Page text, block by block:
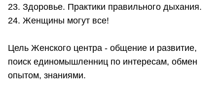
23. Здоровье. Практики правильного дыхания.
24. Женщины могут все!
Цель Женского центра - общение и развитие,
поиск единомышленниц по интересам, обмен
опытом, знаниями.